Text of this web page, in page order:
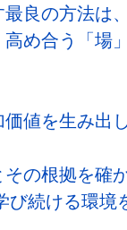
良の方法は
め合う「場
値を生み出
の根拠を確
続ける環境